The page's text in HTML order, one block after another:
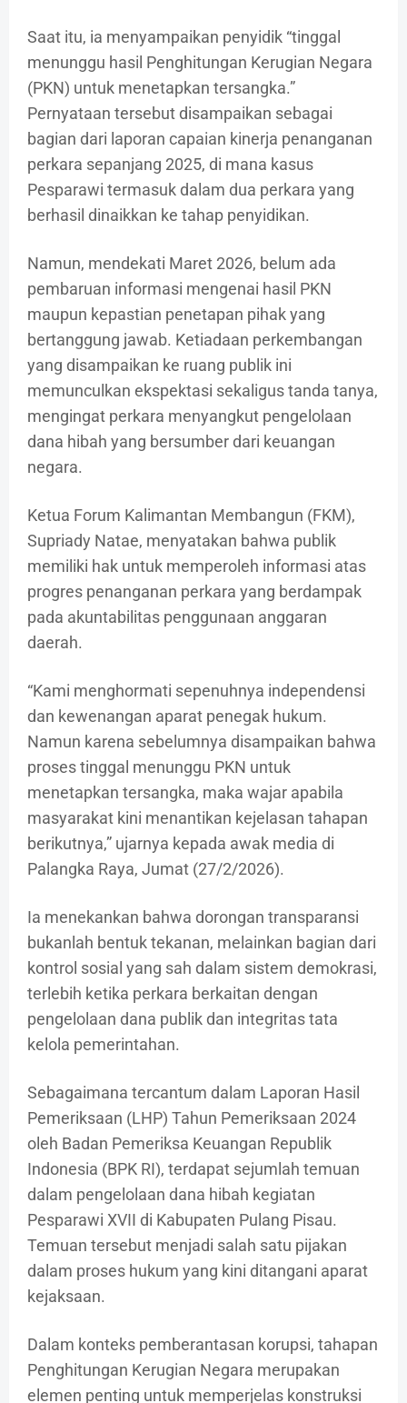
Saat itu, ia menyampaikan penyidik “tinggal
menunggu hasil Penghitungan Kerugian Negara
(PKN) untuk menetapkan tersangka.”
Pernyataan tersebut disampaikan sebagai
bagian dari laporan capaian kinerja penanganan
perkara sepanjang 2025, di mana kasus
Pesparawi termasuk dalam dua perkara yang
berhasil dinaikkan ke tahap penyidikan.
Namun, mendekati Maret 2026, belum ada
pembaruan informasi mengenai hasil PKN
maupun kepastian penetapan pihak yang
bertanggung jawab. Ketiadaan perkembangan
yang disampaikan ke ruang publik ini
memunculkan ekspektasi sekaligus tanda tanya,
mengingat perkara menyangkut pengelolaan
dana hibah yang bersumber dari keuangan
negara.
Ketua Forum Kalimantan Membangun (FKM),
Supriady Natae, menyatakan bahwa publik
memiliki hak untuk memperoleh informasi atas
progres penanganan perkara yang berdampak
pada akuntabilitas penggunaan anggaran
daerah.
“Kami menghormati sepenuhnya independensi
dan kewenangan aparat penegak hukum.
Namun karena sebelumnya disampaikan bahwa
proses tinggal menunggu PKN untuk
menetapkan tersangka, maka wajar apabila
masyarakat kini menantikan kejelasan tahapan
berikutnya,” ujarnya kepada awak media di
Palangka Raya, Jumat (27/2/2026).
Ia menekankan bahwa dorongan transparansi
bukanlah bentuk tekanan, melainkan bagian dari
kontrol sosial yang sah dalam sistem demokrasi,
terlebih ketika perkara berkaitan dengan
pengelolaan dana publik dan integritas tata
kelola pemerintahan.
Sebagaimana tercantum dalam Laporan Hasil
Pemeriksaan (LHP) Tahun Pemeriksaan 2024
oleh Badan Pemeriksa Keuangan Republik
Indonesia (BPK RI), terdapat sejumlah temuan
dalam pengelolaan dana hibah kegiatan
Pesparawi XVII di Kabupaten Pulang Pisau.
Temuan tersebut menjadi salah satu pijakan
dalam proses hukum yang kini ditangani aparat
kejaksaan.
Dalam konteks pemberantasan korupsi, tahapan
Penghitungan Kerugian Negara merupakan
elemen penting untuk memperjelas konstruksi